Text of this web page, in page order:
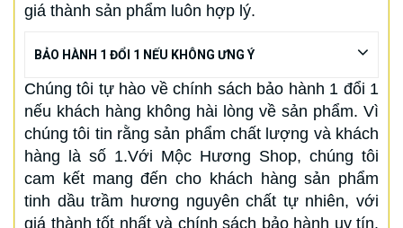
giá thành sản phẩm luôn hợp lý.
BẢO HÀNH 1 ĐỔI 1 NẾU KHÔNG ƯNG Ý
Chúng tôi tự hào về chính sách bảo hành 1 đổi 1
nếu khách hàng không hài lòng về sản phẩm. Vì
chúng tôi tin rằng sản phẩm chất lượng và khách
hàng là số 1.Với Mộc Hương Shop, chúng tôi
cam kết mang đến cho khách hàng sản phẩm
tinh dầu trầm hương nguyên chất tự nhiên, với
giá thành tốt nhất và chính sách bảo hành uy tín.